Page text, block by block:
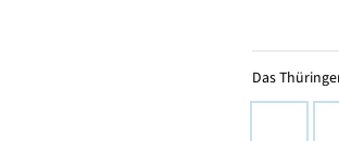
Das